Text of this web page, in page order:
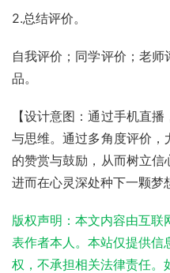
2.总结评价。
自我评价；同学评价；老
品。
【设计意图：通过手机直
与思维。通过多角度评价
的赞赏与鼓励，从而树立信
进而在心灵深处种下一颗梦
版权声明：本文内容由互
表作者本人。本站仅提供信
权，不承担相关法律责任